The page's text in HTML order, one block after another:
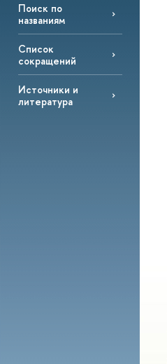
Поиск по
названиям
Список
сокращений
Источники и
литература